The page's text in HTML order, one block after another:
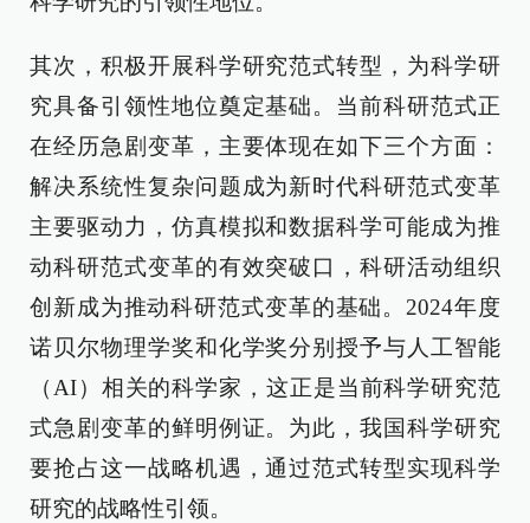
其次，积极开展科学研究范式转型，为科学研
究具备引领性地位奠定基础。当前科研范式正
在经历急剧变革，主要体现在如下三个方面：
解决系统性复杂问题成为新时代科研范式变革
主要驱动力，仿真模拟和数据科学可能成为推
动科研范式变革的有效突破口，科研活动组织
创新成为推动科研范式变革的基础。2024年度
诺贝尔物理学奖和化学奖分别授予与人工智能
（AI）相关的科学家，这正是当前科学研究范
式急剧变革的鲜明例证。为此，我国科学研究
要抢占这一战略机遇，通过范式转型实现科学
研究的战略性引领。